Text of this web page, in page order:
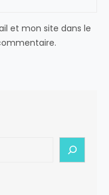
et mon site dans le